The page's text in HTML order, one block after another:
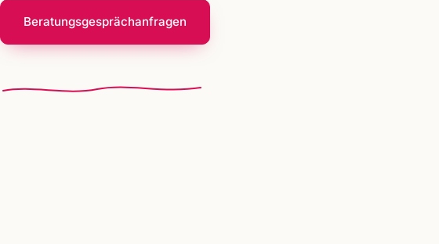
Beratungsgesprächanfragen